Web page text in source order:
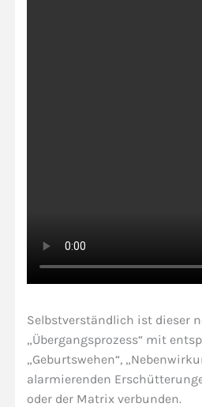
Selbstverständlich ist dieser
„Übergangsprozess“ mit
„Geburtswehen“,
alarmierenden
oder der Matrix verbunden.